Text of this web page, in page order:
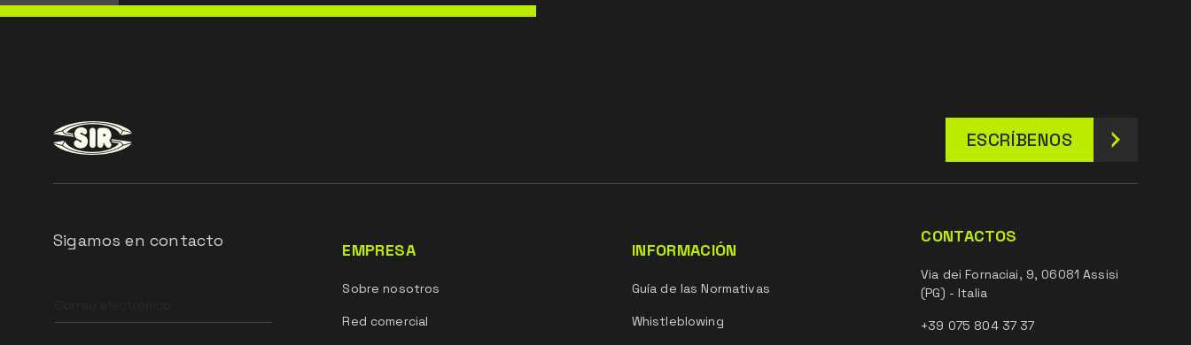
ESCRÍBENOS
Sigamos en contacto
field
EMPRESA
Sobre nosotros
Red comercial
INFORMACIÓN
Guía de las Normativas
Whistleblowing
CONTACTOS
Via dei Fornaciai, 9, 06081 Assisi
(PG) - Italia
+39 075 804 37 37